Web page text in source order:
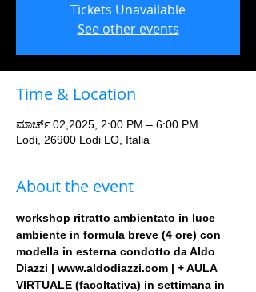
Tickets Unavailable
See other events
Time & Location
ಮಾರ್ಚ್ 02,2025, 2:00 PM – 6:00 PM
Lodi, 26900 Lodi LO, Italia
About the event
workshop ritratto ambientato in luce
ambiente in formula breve (4 ore) con
modella in esterna condotto da Aldo
Diazzi | www.aldodiazzi.com | + AULA
VIRTUALE (facoltativa) in settimana in